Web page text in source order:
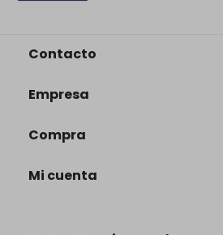
Contacto
Empresa
Compra
Mi cuenta